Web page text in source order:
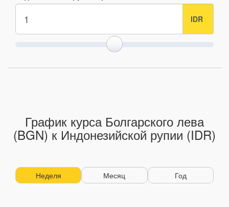
График курса Болгарского лева
(BGN) к Индонезийской рупии (IDR)
Неделя Месяц Год